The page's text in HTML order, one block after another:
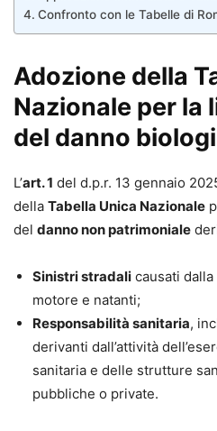
Confronto con le Tabelle di
Adozione della
Nazionale per la
del danno
L’art. 1 del d.p.r. 13 gennaio
della Tabella Unica Nazionale
del danno non patrimoniale
Sinistri stradali causati
motore e natanti;
Responsabilità sanitaria,
derivanti dall’attività
sanitaria e delle strutture
pubbliche o private.